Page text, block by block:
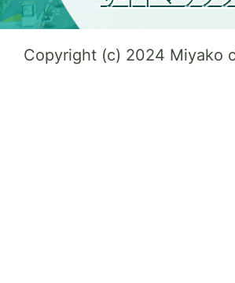
Copyright (c) 2024 Miyako